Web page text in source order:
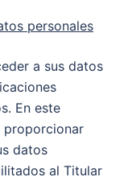
personales
a sus datos
En este
proporcionar
datos
al Titular